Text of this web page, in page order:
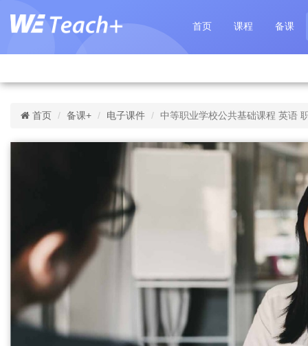
首页 课程 备课
首页 备课+ 电子课件 中等职业学校公共基础课程 英语